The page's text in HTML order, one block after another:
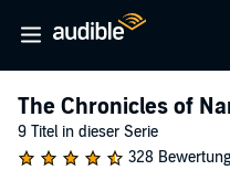
The Chronicles of
9 Titel in dieser Serie
328